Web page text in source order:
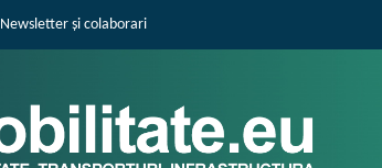
Newsletter și colaborari